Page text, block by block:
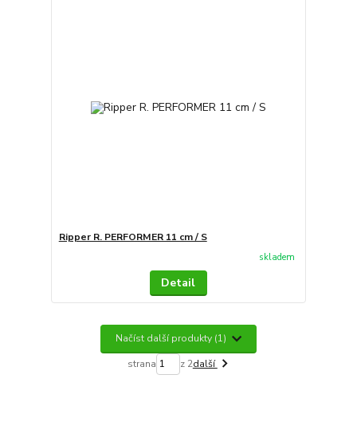
Ripper R. PERFORMER 11 cm / S
skladem
Detail
Načíst další produkty (1)
strana z 2další